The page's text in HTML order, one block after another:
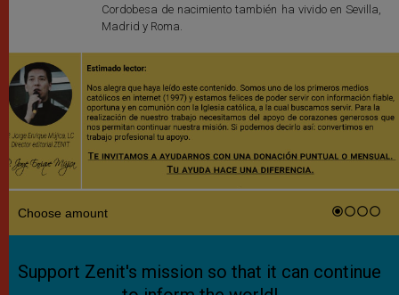
Cordobesa de nacimiento también ha vivido en Sevilla,
Madrid y Roma.